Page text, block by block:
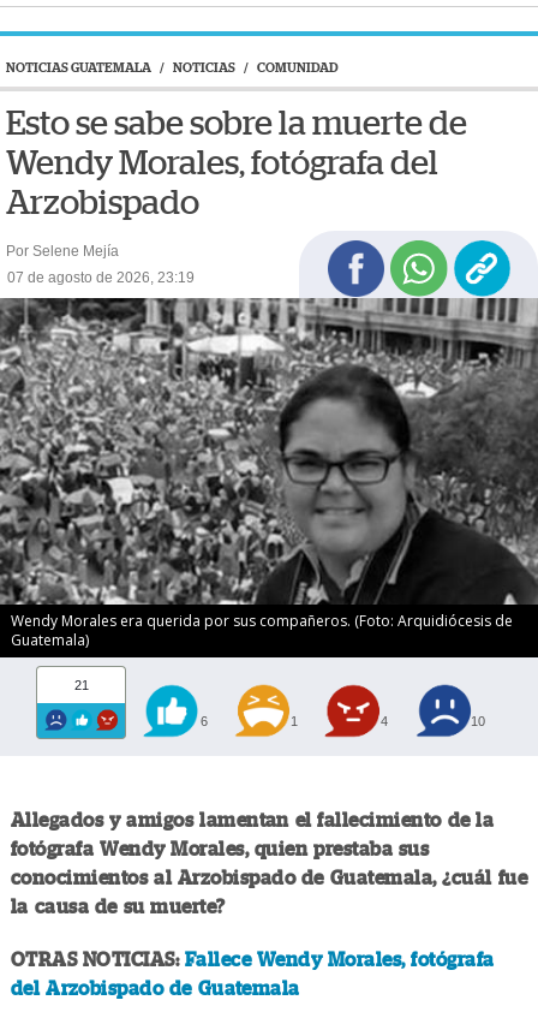
NOTICIAS GUATEMALA / NOTICIAS / COMUNIDAD
Esto se sabe sobre la muerte de
Wendy Morales, fotógrafa del
Arzobispado
Por Selene Mejía
07 de agosto de 2026, 23:19
Wendy Morales era querida por sus compañeros. (Foto: Arquidiócesis de
Guatemala)
21
6 1 4 10
Allegados y amigos lamentan el fallecimiento de la
fotógrafa Wendy Morales, quien prestaba sus
conocimientos al Arzobispado de Guatemala, ¿cuál fue
la causa de su muerte?
OTRAS NOTICIAS: Fallece Wendy Morales, fotógrafa
del Arzobispado de Guatemala